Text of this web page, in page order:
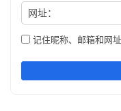
笑一个吧，
没人会爱上你的愁眉
网址：
记住昵称、邮箱和网